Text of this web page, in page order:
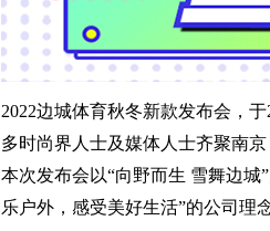
2022边城体育秋冬新款发布会，
多时尚界人士及媒体人士齐聚南
本次发布会以“向野而生 雪舞边
乐户外，感受美好生活”的公司理